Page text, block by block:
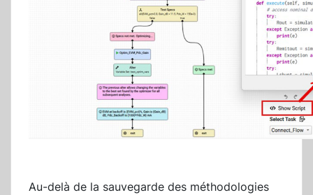
Au-delà de la sauvegarde des méthodologies